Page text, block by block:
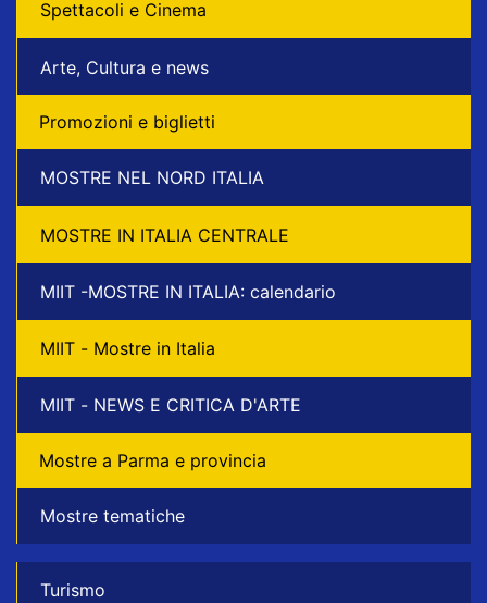
Spettacoli e Cinema
Arte, Cultura e news
Promozioni e biglietti
MOSTRE NEL NORD ITALIA
MOSTRE IN ITALIA CENTRALE
MIIT -MOSTRE IN ITALIA: calendario
MIIT - Mostre in Italia
MIIT - NEWS E CRITICA D'ARTE
Mostre a Parma e provincia
Mostre tematiche
Turismo